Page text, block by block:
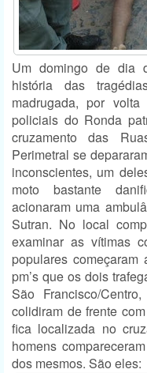
Um domingo de dia
história das
madrugada, por
policiais do Ronda
cruzamento das
Perimetral se
inconscientes, um
moto bastante
acionaram uma
Sutran. No local
examinar as vítimas
populares
pm’s que os dois
São Francisco/
colidiram de frente
fica localizada no
homens
dos mesmos. São eles: